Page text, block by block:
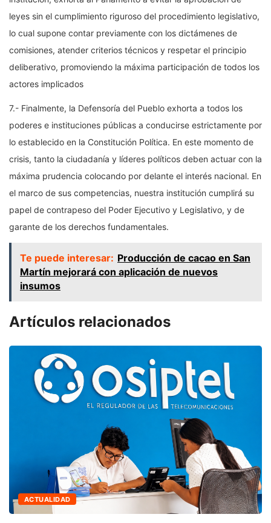
leyes sin el cumplimiento riguroso del procedimiento legislativo,
lo cual supone contar previamente con los dictámenes de
comisiones, atender criterios técnicos y respetar el principio
deliberativo, promoviendo la máxima participación de todos los
actores implicados
7.- Finalmente, la Defensoría del Pueblo exhorta a todos los
poderes e instituciones públicas a conducirse estrictamente por
lo establecido en la Constitución Política. En este momento de
crisis, tanto la ciudadanía y líderes políticos deben actuar con la
máxima prudencia colocando por delante el interés nacional. En
el marco de sus competencias, nuestra institución cumplirá su
papel de contrapeso del Poder Ejecutivo y Legislativo, y de
garante de los derechos fundamentales.
Te puede interesar: Producción de cacao en San
Martín mejorará con aplicación de nuevos
insumos
Artículos relacionados
ACTUALIDAD